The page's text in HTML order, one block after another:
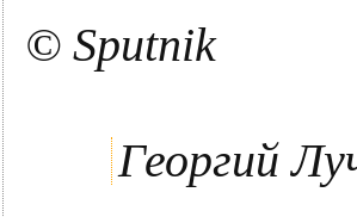
© Sputnik
Георгий